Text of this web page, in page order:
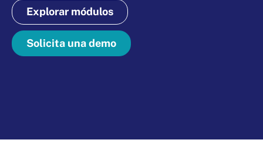
Explorar módulos
Solicita una demo